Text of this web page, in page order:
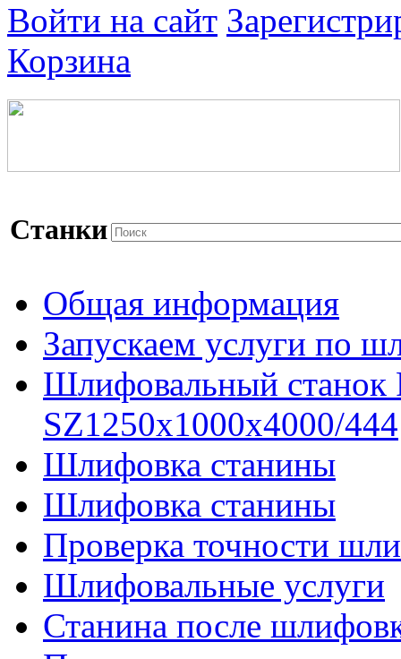
Войти на сайт
Корзина
Станки
Общая информация
Запускаем услуги по
Шлифовальный
SZ1250x1000x4000/444
Шлифовка станины
Шлифовка станины
Проверка точности
Шлифовальные услуги
Станина после